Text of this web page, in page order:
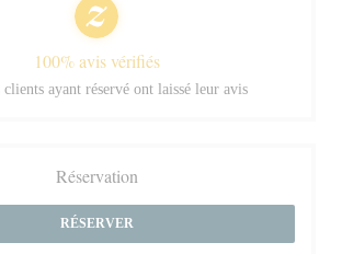
100% avis vérifiés
clients ayant réservé ont laissé leur avis
Réservation
RÉSERVER